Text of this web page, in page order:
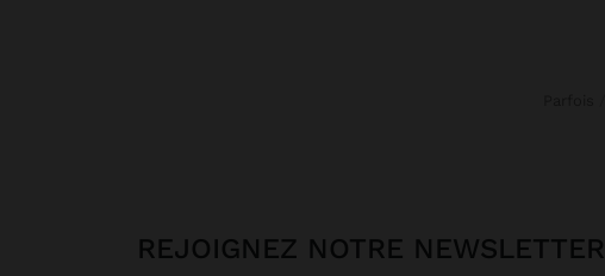
REJOIGNEZ NOTRE NEWSLETTER